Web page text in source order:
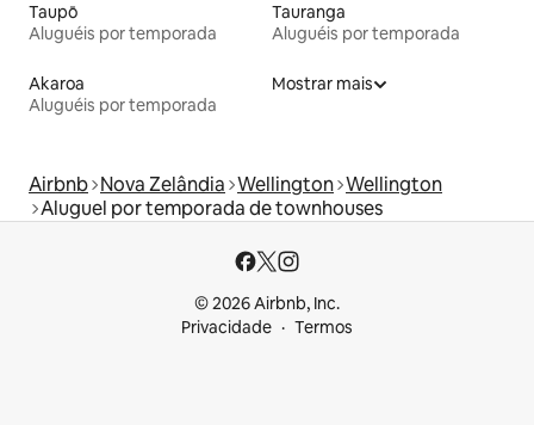
Taupō
Aluguéis por temporada
Tauranga
Aluguéis por temporada
Akaroa
Aluguéis por temporada
Mostrar mais
Airbnb Nova Zelândia Wellington Wellington
Aluguel por temporada de townhouses
© 2026 Airbnb, Inc.
Privacidade
Termos